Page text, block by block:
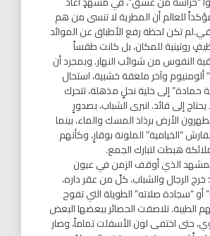
مؤكداً للعالم أن المطرية لا تنسى من هم
تكن لحظة رفع الأطباق عن الموائد
روتينية للمكان، بل كانت طقساً
النفوس من شوائب النهار. وبمجرد أن
ألومنيوم وآخر ملعقة خشبية، استحال
حمادة” إلى خلية نحلٍ مذهلة، تتحرك
إلى قائد. انبرى الشباب، بصدورٍ
الأرض برذاذ المسك والماء، بينما
“الخيامية” الملونة بوقارٍ، وكأنهم
هبطت لتبارك الجمع.
الذي أوقف الزمن في عيون
خرج الرجال والشباب، كلٌ من عقر داره،
“سجادة صلاته” الطويلة التي تفوح
الطيبة. تلاصقت الحصائر ببعضها البعض
حتى اختفى لون الأسفلت تماماً، وصار